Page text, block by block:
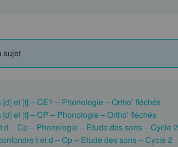
sujet
et [t] – CE1 – Phonologie – Ortho’ fléchés
et [t] – CP – Phonologie – Ortho’ fléchés
d – Cp – Phonologie – Etude des sons – Cycle 2
t et d – Cp – Etude des sons – Cycle 2